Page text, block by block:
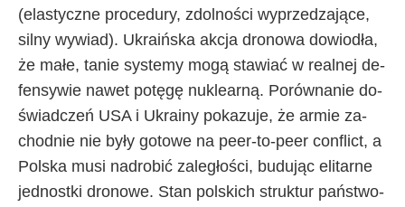
(ela­stycz­ne pro­ce­du­ry, zdol­no­ści wy­prze­dza­ją­ce,
sil­ny wy­wiad). Ukra­iń­ska ak­cja dro­no­wa do­wio­dła,
że ma­łe, ta­nie sys­te­my mo­gą sta­wiać w re­al­nej de­
fen­sy­wie na­wet po­tę­gę nu­kle­ar­ną. Po­rów­na­nie do­
świad­czeń USA i Ukra­iny po­ka­zu­je, że ar­mie za­
chod­nie nie by­ły go­to­we na pe­er-to-pe­er con­flict, a
Pol­ska mu­si nad­ro­bić za­le­gło­ści, bu­du­jąc eli­tar­ne
jed­nost­ki dro­no­we. Stan pol­ski­ch struk­tur pań­stwo­